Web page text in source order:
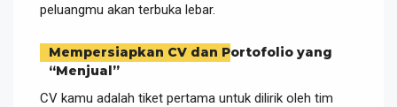
peluangmu akan terbuka lebar.
Mempersiapkan CV dan Portofolio yang
“Menjual”
CV kamu adalah tiket pertama untuk dilirik oleh tim